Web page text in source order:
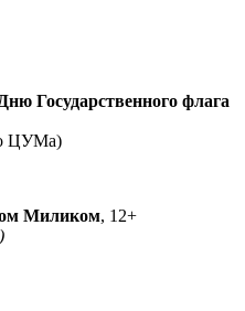
Дню Государственного флага
ЦУМа)
Миликом, 12+